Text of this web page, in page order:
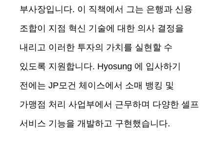
부사장입니다. 이 직책에서 그는 은행과 신용
조합이 지점 혁신 기술에 대한 의사 결정을
내리고 이러한 투자의 가치를 실현할 수
있도록 지원합니다. Hyosung 에 입사하기
전에는 JP모건 체이스에서 소매 뱅킹 및
가맹점 처리 사업부에서 근무하며 다양한 셀프
서비스 기능을 개발하고 구현했습니다.